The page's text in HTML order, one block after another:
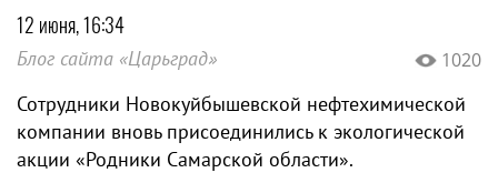
12 июня, 16:34
Блог сайта «Царьград» 1020
Сотрудники Новокуйбышевской нефтехимической
компании вновь присоединились к экологической
акции «Родники Самарской области».